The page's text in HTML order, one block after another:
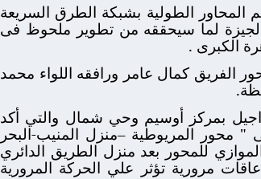
المحاور الطولية بشبكة الطرق السريعة
الجيزة لما سيحققه من تطوير ملحوظ فى
الكبرى .
الفريق كمال عامر ورافقه اللواء محمد
بمركز أوسيم وحي شمال والتي أكد
محور المريوطية –منزل المنيب-البحر
للمحور بعد منزل الطريق الدائري
مرورية تؤثر علي الحركة المرورية